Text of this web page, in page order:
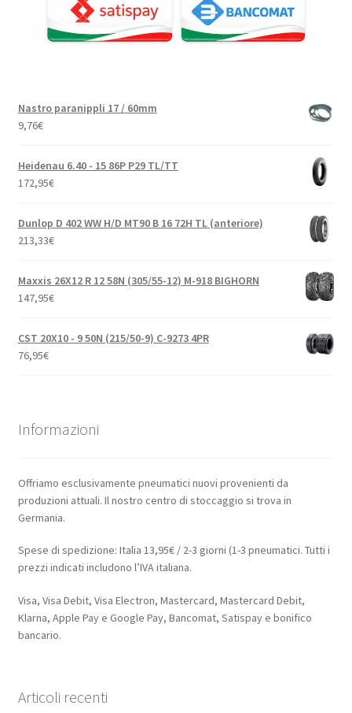
Nastro paranippli 17 / 60mm
9,76€
Heidenau 6.40 - 15 86P P29 TL/TT
172,95€
Dunlop D 402 WW H/D MT90 B 16 72H TL (anteriore)
213,33€
Maxxis 26X12 R 12 58N (305/55-12) M-918 BIGHORN
147,95€
CST 20X10 - 9 50N (215/50-9) C-9273 4PR
76,95€
Informazioni
Offriamo esclusivamente pneumatici nuovi provenienti da
produzioni attuali. Il nostro centro di stoccaggio si trova in
Germania.
Spese di spedizione: Italia 13,95€ / 2-3 giorni (1-3 pneumatici. Tutti i
prezzi indicati includono l’IVA italiana.
Visa, Visa Debit, Visa Electron, Mastercard, Mastercard Debit,
Klarna, Apple Pay e Google Pay, Bancomat, Satispay e bonifico
bancario.
Articoli recenti